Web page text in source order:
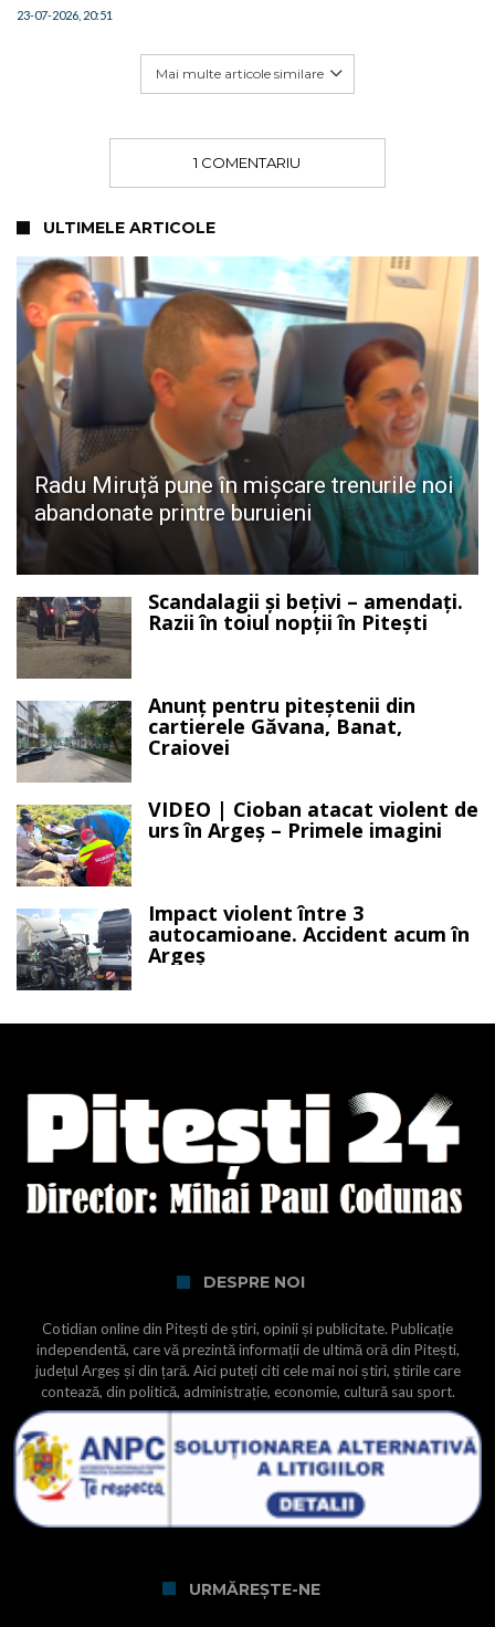
23-07-2026, 20:51
Mai multe articole similare
1 COMENTARIU
ULTIMELE ARTICOLE
Radu Miruță pune în mișcare trenurile noi
abandonate printre buruieni
Scandalagii și bețivi – amendați.
Razii în toiul nopții în Pitești
Anunț pentru piteștenii din
cartierele Găvana, Banat,
Craiovei
VIDEO | Cioban atacat violent de
urs în Argeș – Primele imagini
Impact violent între 3
autocamioane. Accident acum în
Argeș
DESPRE NOI
Cotidian online din Pitești de știri, opinii și publicitate. Publicație
independentă, care vă prezintă informații de ultimă oră din Pitești,
județul Argeș și din țară. Aici puteți citi cele mai noi știri, știrile care
contează, din politică, administrație, economie, cultură sau sport.
URMĂREȘTE-NE